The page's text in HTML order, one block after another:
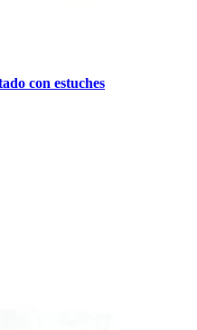
con estuches